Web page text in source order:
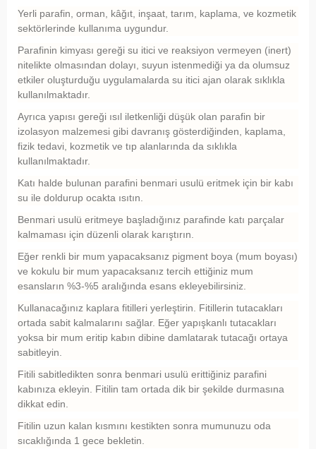
Yerli parafin, orman, kâğıt, inşaat, tarım, kaplama, ve kozmetik
sektörlerinde kullanıma uygundur.
Parafinin kimyası gereği su itici ve reaksiyon vermeyen (inert)
nitelikte olmasından dolayı, suyun istenmediği ya da olumsuz
etkiler oluşturduğu uygulamalarda su itici ajan olarak sıklıkla
kullanılmaktadır.
Ayrıca yapısı gereği ısıl iletkenliği düşük olan parafin bir
izolasyon malzemesi gibi davranış gösterdiğinden, kaplama,
fizik tedavi, kozmetik ve tıp alanlarında da sıklıkla
kullanılmaktadır.
Katı halde bulunan parafini benmari usulü eritmek için bir kabı
su ile doldurup ocakta ısıtın.
Benmari usulü eritmeye başladığınız parafinde katı parçalar
kalmaması için düzenli olarak karıştırın.
Eğer renkli bir mum yapacaksanız pigment boya (mum boyası)
ve kokulu bir mum yapacaksanız tercih ettiğiniz mum
esansların %3-%5 aralığında esans ekleyebilirsiniz.
Kullanacağınız kaplara fitilleri yerleştirin. Fitillerin tutacakları
ortada sabit kalmalarını sağlar. Eğer yapışkanlı tutacakları
yoksa bir mum eritip kabın dibine damlatarak tutacağı ortaya
sabitleyin.
Fitili sabitledikten sonra benmari usulü erittiğiniz parafini
kabınıza ekleyin. Fitilin tam ortada dik bir şekilde durmasına
dikkat edin.
Fitilin uzun kalan kısmını kestikten sonra mumunuzu oda
sıcaklığında 1 gece bekletin.